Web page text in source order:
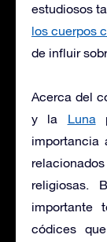
estudiosos
los cuerpos
de influir
Acerca del
y la Luna
importancia
religiosas.
importante
códices